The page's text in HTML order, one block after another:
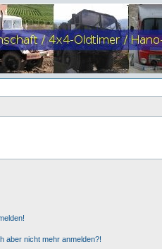
aber nicht mehr anmelden?!